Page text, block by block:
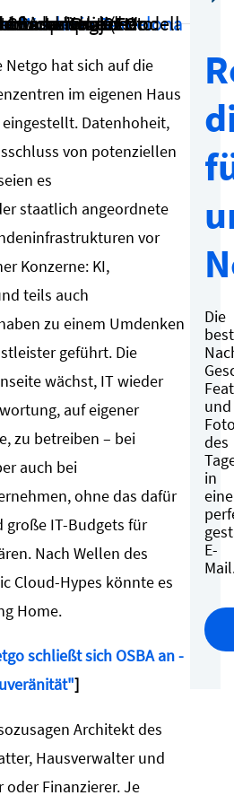
Partnermesse
Woche in Barcelona
Netgo hat sich auf die
im eigenen Haus
Datenhoheit,
von potenziellen
es
staatlich angeordnete
vor
Konzerne: KI,
teils auch
zu einem Umdenken
geführt. Die
wächst, IT wieder
auf eigener
zu betreiben – bei
auch bei
ohne das dafür
IT-Budgets für
Nach Wellen des
Cloud-Hypes könnte es
Home.
schließt sich OSBA an -
]
Architekt des
Hausverwalter und
oder Finanzierer. Je
Die
und
des
in
E-